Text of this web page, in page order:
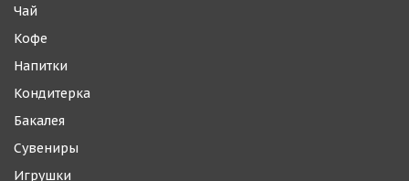
Чай
Кофе
Напитки
Кондитерка
Бакалея
Сувениры
Игрушки